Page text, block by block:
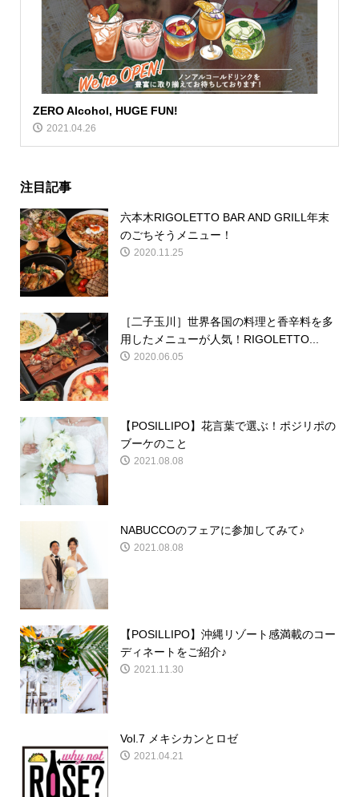
ZERO Alcohol, HUGE FUN!
2021.04.26
注目記事
六本木RIGOLETTO BAR AND GRILL年末
のごちそうメニュー！
2020.11.25
［二子玉川］世界各国の料理と香辛料を多
用したメニューが人気！RIGOLETTO...
2020.06.05
【POSILLIPO】花言葉で選ぶ！ポジリポの
ブーケのこと
2021.08.08
NABUCCOのフェアに参加してみて♪
2021.08.08
【POSILLIPO】沖縄リゾート感満載のコー
ディネートをご紹介♪
2021.11.30
Vol.7 メキシカンとロゼ
2021.04.21